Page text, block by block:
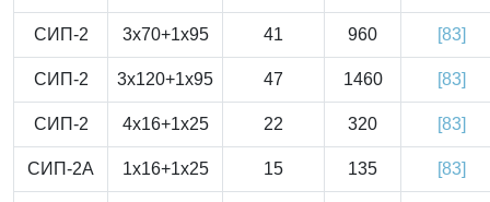
СИП-2 3x70+1x95 41 960 [83]
СИП-2 3x120+1x95 47 1460 [83]
СИП-2 4x16+1x25 22 320 [83]
СИП-2А 1x16+1x25 15 135 [83]